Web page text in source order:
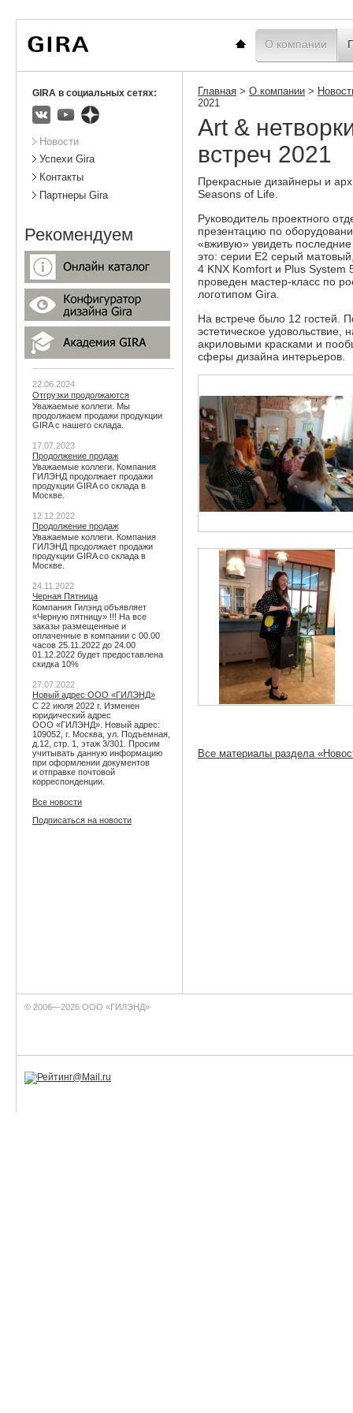
Главная
О компании
Главная > О компании >
2021
Art &
встреч 2021
Прекрасные дизайнеры и
Seasons of Life.
Руководитель проектного
презентацию по
«вживую» увидеть
это: серии Е2 серый
4 KNX Komfort и Plus
проведен мастер-класс по
логотипом Gira.
На встрече было 12 гостей.
эстетическое удовольствие,
акриловыми красками и
сферы дизайна интерьеров.
Все материалы раздела
GIRA в социальных сетях:
Подразделы
Новости
Успехи Gira
Контакты
Партнеры Gira
Рекомендуем
22.06.2024
Отгрузки продолжаются
Уважаемые коллеги. Мы
продолжаем продажи продукции
GIRA с нашего склада.
17.07.2023
Продолжение продаж
Уважаемые коллеги. Компания
ГИЛЭНД продолжает продажи
продукции GIRA со склада в
Москве.
12.12.2022
Продолжение продаж
Уважаемые коллеги. Компания
ГИЛЭНД продолжает продажи
продукции GIRA со склада в
Москве.
24.11.2022
Черная Пятница
Компания Гилэнд объявляет
«Черную пятницу» !!! На все
заказы размещенные и
оплаченные в компании с 00.00
часов 25.11.2022 до 24.00
01.12.2022 будет предоставлена
скидка 10%
27.07.2022
Новый адрес ООО «ГИЛЭНД»
С 22 июля 2022 г. Изменен
юридический адрес
ООО «ГИЛЭНД». Новый адрес:
109052, г. Москва, ул. Подъемная,
д.12, стр. 1, этаж 3/301. Просим
учитывать данную информацию
при оформлении документов
и отправке почтовой
корреспонденции.
Все новости
Подписаться на новости
© 2006—2026 ООО «ГИЛЭНД»